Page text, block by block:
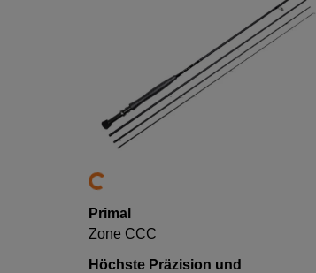
Primal
Zone CCC
Höchste Präzision und